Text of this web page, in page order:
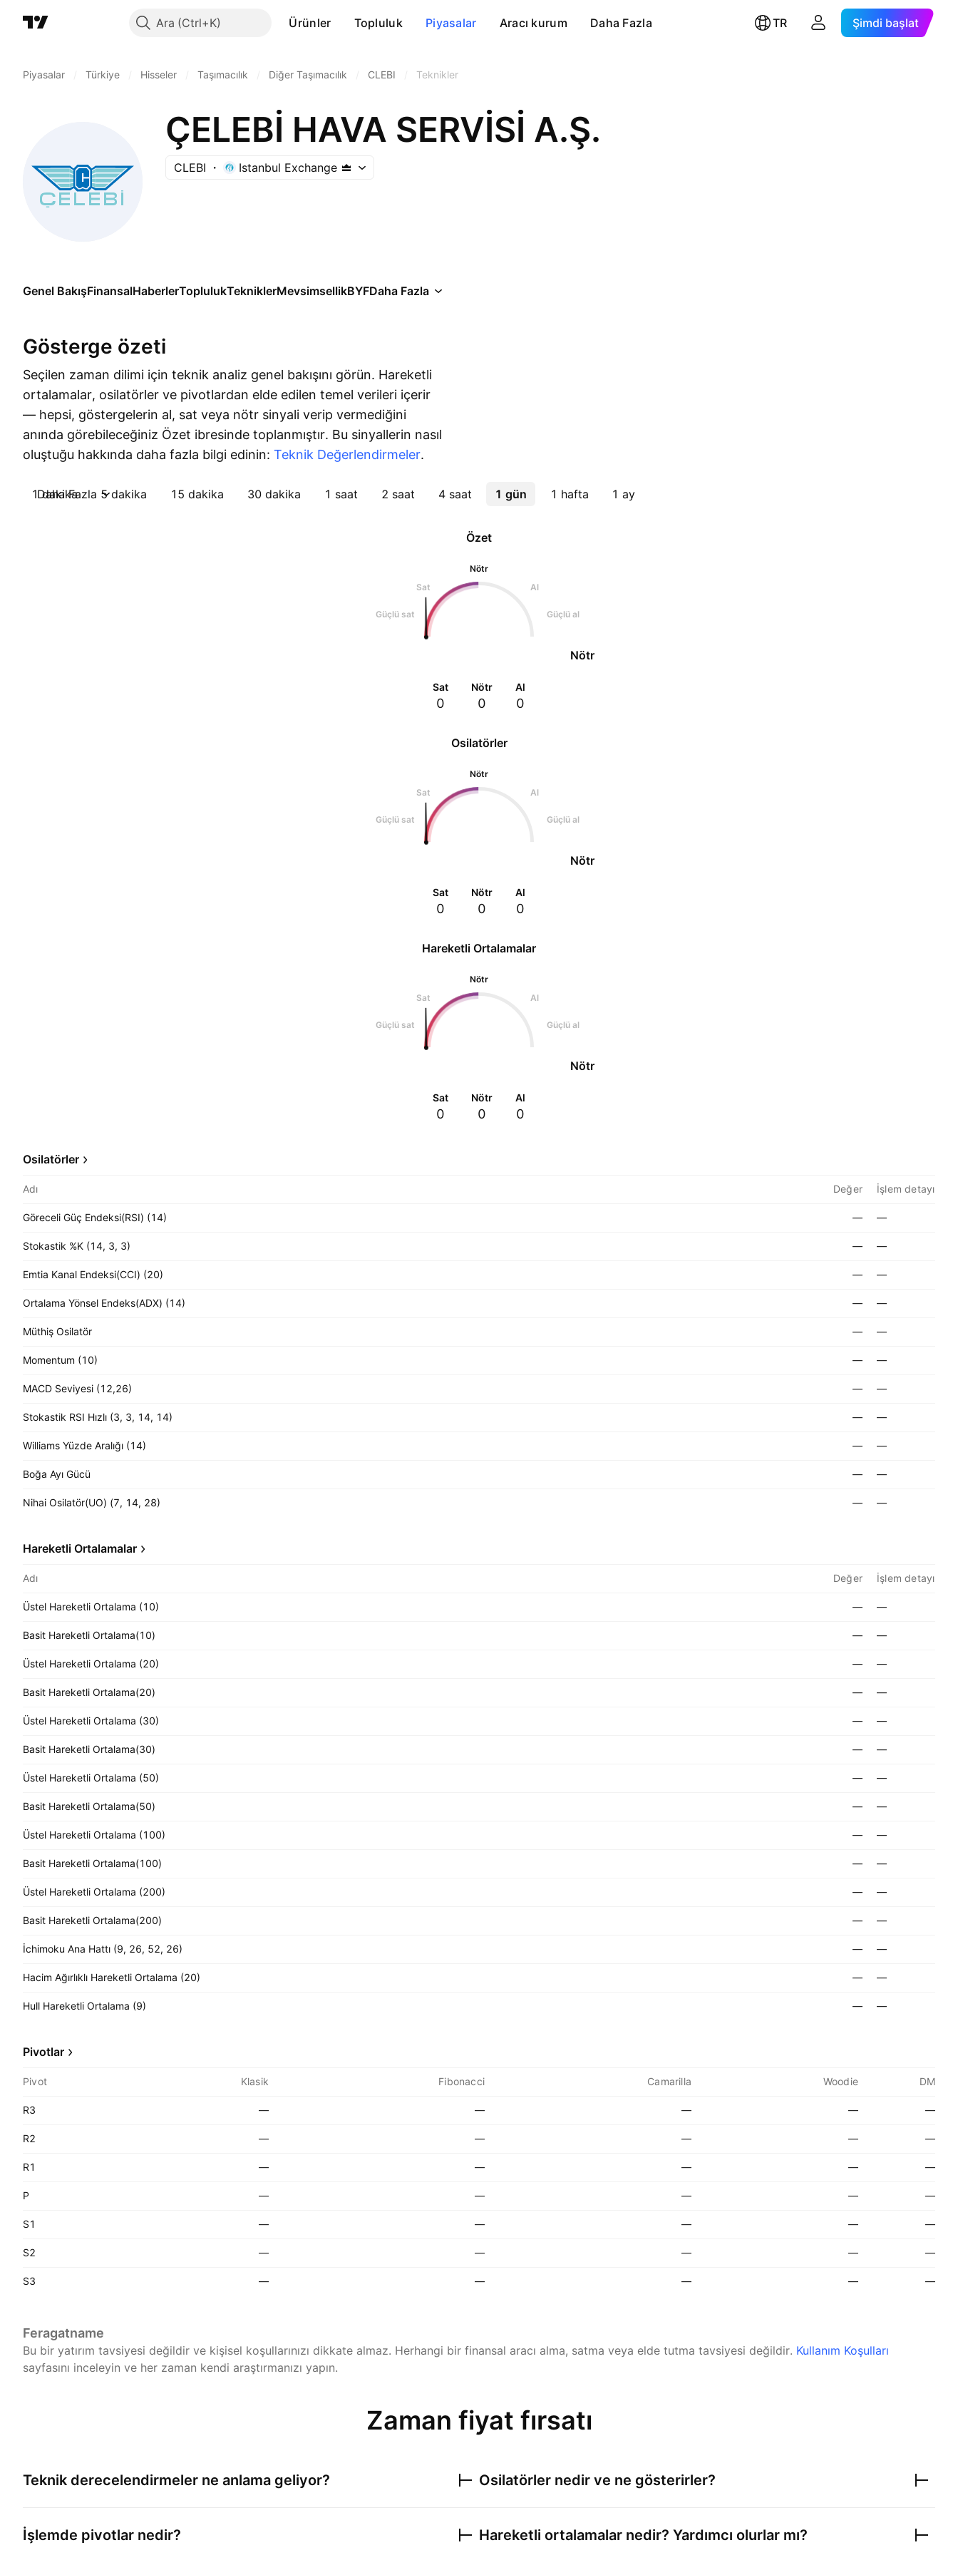
Ara Ürünler Topluluk Piyasalar Aracı kurum Daha Fazla TR Şimdi başlat
Piyasalar Türkiye Hisseler Taşımacılık Diğer Taşımacılık CLEBI Teknikler
ÇELEBİ HAVA SERVİSİ A.Ş.
CLEBI Istanbul Exchange
Genel BakışFinansalHaberlerToplulukTekniklerMevsimsellikBYFDaha Fazla
Gösterge özeti
Seçilen zaman dilimi için teknik analiz genel bakışını görün. Hareketli
ortalamalar, osilatörler ve pivotlardan elde edilen temel verileri içerir
— hepsi, göstergelerin al, sat veya nötr sinyali verip vermediğini
anında görebileceğiniz Özet ibresinde toplanmıştır. Bu sinyallerin nasıl
oluştuğu hakkında daha fazla bilgi edinin: Teknik Değerlendirmeler.
1 dakika 5 dakika 15 dakika 30 dakika 1 saat 2 saat 4 saat 1 gün 1 hafta 1 ay
Daha Fazla
Osilatörler
Nötr
Sat
Al
Güçlü sat Güçlü al
Nötr
Sat
0
Nötr
0
Al
0
Özet
Nötr
Sat
Al
Güçlü sat Güçlü al
Nötr
Sat
0
Nötr
0
Al
0
Hareketli Ortalamalar
Nötr
Sat
Al
Güçlü sat Güçlü al
Nötr
Sat
0
Nötr
0
Al
0
Osilatörler
Adı Değer İşlem detayı
Göreceli Güç Endeksi(RSI) (14) — —
Stokastik %K (14, 3, 3) — —
Emtia Kanal Endeksi(CCI) (20) — —
Ortalama Yönsel Endeks(ADX) (14) — —
Müthiş Osilatör — —
Momentum (10) — —
MACD Seviyesi (12,26) — —
Stokastik RSI Hızlı (3, 3, 14, 14) — —
Williams Yüzde Aralığı (14) — —
Boğa Ayı Gücü — —
Nihai Osilatör(UO) (7, 14, 28) — —
Hareketli Ortalamalar
Adı Değer İşlem detayı
Üstel Hareketli Ortalama (10) — —
Basit Hareketli Ortalama(10) — —
Üstel Hareketli Ortalama (20) — —
Basit Hareketli Ortalama(20) — —
Üstel Hareketli Ortalama (30) — —
Basit Hareketli Ortalama(30) — —
Üstel Hareketli Ortalama (50) — —
Basit Hareketli Ortalama(50) — —
Üstel Hareketli Ortalama (100) — —
Basit Hareketli Ortalama(100) — —
Üstel Hareketli Ortalama (200) — —
Basit Hareketli Ortalama(200) — —
İchimoku Ana Hattı (9, 26, 52, 26) — —
Hacim Ağırlıklı Hareketli Ortalama (20) — —
Hull Hareketli Ortalama (9) — —
Pivotlar
Pivot Klasik Fibonacci Camarilla Woodie DM
R3 — — — — —
R2 — — — — —
R1 — — — — —
P — — — — —
S1 — — — — —
S2 — — — — —
S3 — — — — —
Feragatname
Bu bir yatırım tavsiyesi değildir ve kişisel koşullarınızı dikkate almaz. Herhangi bir finansal aracı alma, satma veya elde tutma tavsiyesi değildir. Kullanım Koşulları
sayfasını inceleyin ve her zaman kendi araştırmanızı yapın.
Zaman fiyat fırsatı
Teknik derecelendirmeler ne anlama geliyor?
İşlemde pivotlar nedir?
Osilatörler nedir ve ne gösterirler?
Hareketli ortalamalar nedir? Yardımcı olurlar mı?